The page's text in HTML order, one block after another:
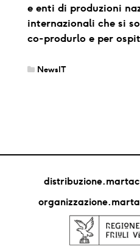
e enti di produzioni
internazionali che si
co-produrlo e per
NewsIT